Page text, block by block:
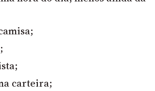
carteira;